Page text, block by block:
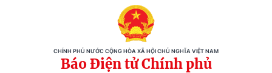
CHÍNH PHỦ NƯỚC CỘNG HÒA XÃ HỘI CHỦ NGHĨA VIỆT NAM
Báo Điện tử Chính phủ